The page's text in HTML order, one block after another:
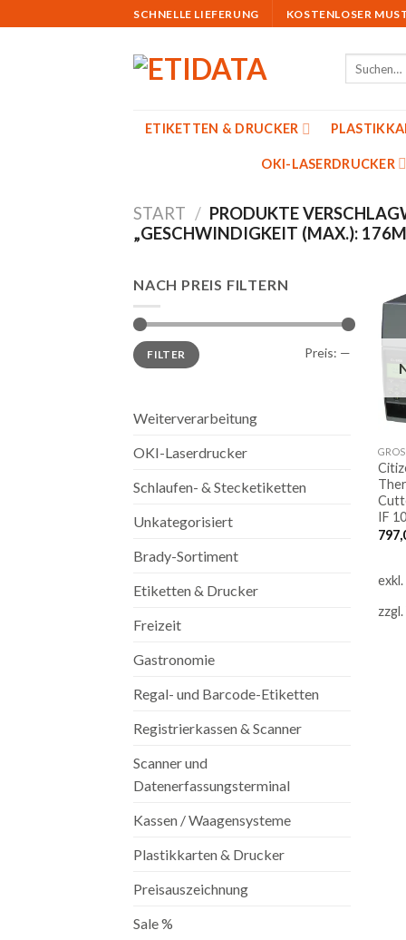
to
SCHNELLE LIEFERUNG KOSTENLOSER
ETIKETTEN & DRUCKER
OKI-LASERDRUCKER
START / PRODUKTE
„GESCHWINDIGKEIT (MAX.):
NACH PREIS FILTERN
Min.
Preis
Max.
PreisFILTER Preis: —
Weiterverarbeitung
OKI-Laserdrucker
Schlaufen- & Stecketiketten
Unkategorisiert
Brady-Sortiment
Etiketten & Drucker
Freizeit
Gastronomie
Regal- und Barcode-Etiketten
Registrierkassen & Scanner
Scanner und
Datenerfassungsterminal
Kassen / Waagensysteme
Plastikkarten & Drucker
Preisauszeichnung
Sale %
IF
zzgl.